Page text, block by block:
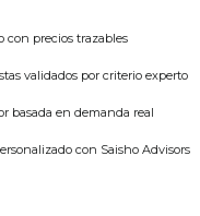
con precios trazables
validados por criterio experto
basada en demanda real
con Saisho Advisors